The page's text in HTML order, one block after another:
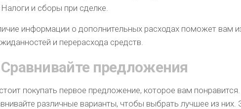
Налоги и сборы при сделке.
информации о дополнительных расходах поможет вам
и перерасхода средств.
предложения
покупать первое предложение, которое вам понравится.
различные варианты, чтобы выбрать лучшее из них.